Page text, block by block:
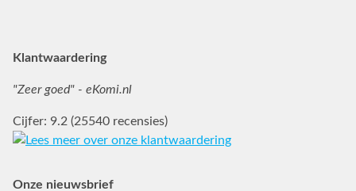
Klantwaardering
"Zeer goed" - eKomi.nl
Cijfer: 9.2 (25540 recensies)
Onze nieuwsbrief